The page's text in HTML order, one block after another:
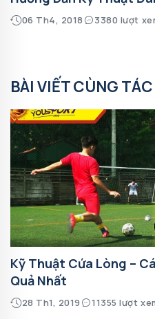
06 Th4, 2018 3380 lượt
BÀI VIẾT CÙNG
Kỹ Thuật Cứa Lòng –
Quả Nhất
28 Th1, 2019 11355 lượt